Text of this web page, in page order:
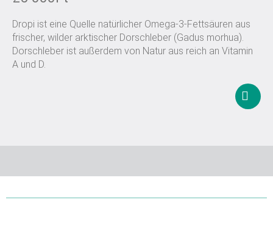
Dropi ist eine Quelle natürlicher Omega-3-Fettsäuren aus
frischer, wilder arktischer Dorschleber (Gadus morhua).
Dorschleber ist außerdem von Natur aus reich an Vitamin
A und D.